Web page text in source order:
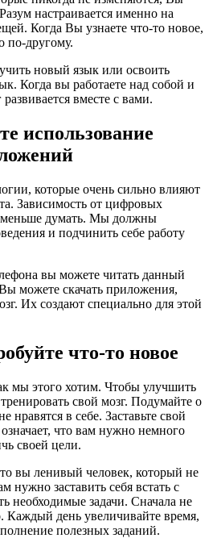
настраивается именно на
Когда Вы узнаете что-то новое,
по-другому.
новый язык или освоить
Когда вы работаете над собой и
вместе с вами.
использование
которые очень сильно влияют
Зависимость от цифровых
меньше думать. Мы должны
и подчинить себе работу
вы можете читать данный
можете скачать приложения,
Их создают специально для этой
что-то новое
мы этого хотим. Чтобы улучшить
свой мозг. Подумайте о
нравятся в себе. Заставьте свой
что вам нужно немного
своей цели.
вы ленивый человек, который не
нужно заставить себя встать с
необходимые задачи. Сначала не
Каждый день увеличивайте время,
полезных заданий.